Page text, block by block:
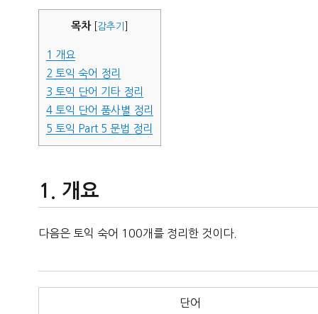
자
목차 감추기
1 개요
2 토익 숙어 정리
3 토익 단어 기타 정리
4 토익 단어 품사별 정리
5 토익 Part 5 문법 정리
개요
다음은 토익 숙어 100개를 정리한 것이다.
단어